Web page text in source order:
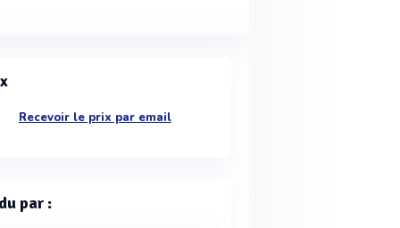
Recevoir le prix par email
par :